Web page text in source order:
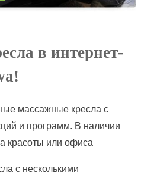
в интернет-
!
массажные кресла с
и программ. В наличии
красоты или офиса
с несколькими